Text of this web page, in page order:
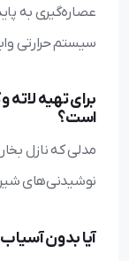
عصاره‌گیری به
سیستم حرارتی
برای تهیه
است؟
مدلی که نازل
نوشیدنی‌های
آیا بدون